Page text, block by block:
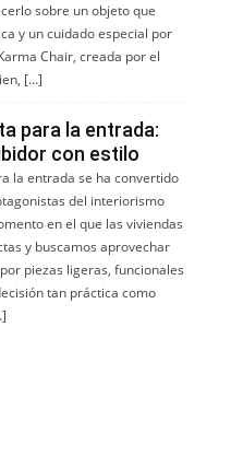
sobre un objeto que
y un cuidado especial por
Chair, creada por el
[…]
para la entrada:
con estilo
la entrada se ha convertido
del interiorismo
en el que las viviendas
y buscamos aprovechar
piezas ligeras, funcionales
tan práctica como